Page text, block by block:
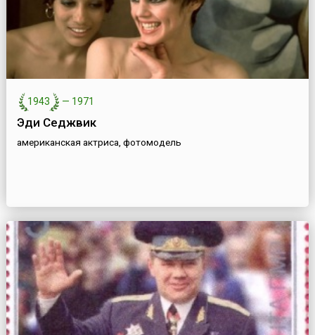
1943 — 1971
Эди Седжвик
американская актриса, фотомодель